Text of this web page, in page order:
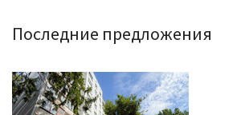
Последние предложения